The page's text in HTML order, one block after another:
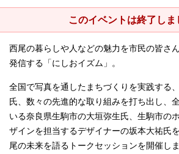
このイベントは終了しま
西尾の暮らしや人などの魅力を市民の皆さ
発信する「にしおイズム」。
全国で写真を通したまちづくりを実践する
氏、数々の先進的な取り組みを打ち出し、
いる奈良県生駒市の大垣弥生氏、生駒市の
ザインを担当するデザイナーの坂本大祐氏
尾の未来を語るトークセッションを開催しま